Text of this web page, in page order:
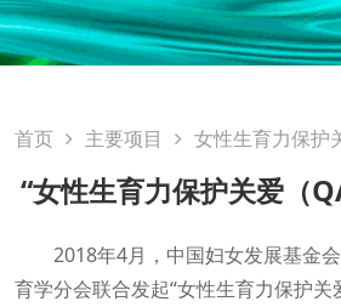
首页 主要项目 女性生育力保护
“女性生育力保护关爱（
2018年4月，中国妇女发展基金
育学分会联合发起“女性生育力保护关